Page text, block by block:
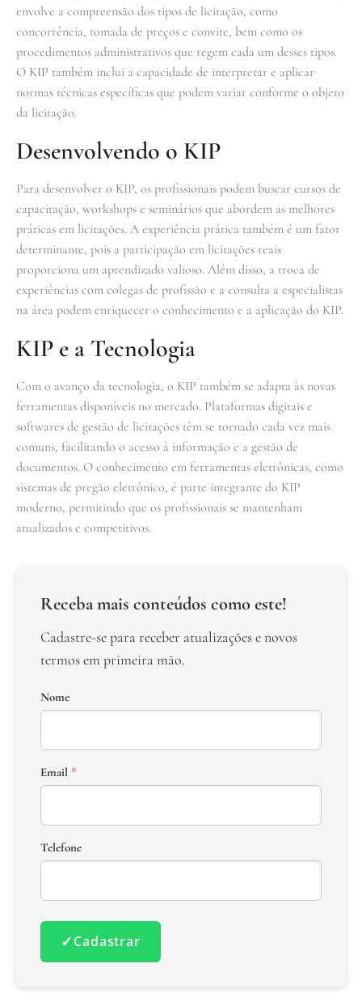
envolve a compreensão dos tipos de licitação, como
concorrência, tomada de preços e convite, bem como os
procedimentos administrativos que regem cada um desses tipos.
O KIP também inclui a capacidade de interpretar e aplicar
normas técnicas específicas que podem variar conforme o objeto
da licitação.
Desenvolvendo o KIP
Para desenvolver o KIP, os profissionais podem buscar cursos de
capacitação, workshops e seminários que abordem as melhores
práticas em licitações. A experiência prática também é um fator
determinante, pois a participação em licitações reais
proporciona um aprendizado valioso. Além disso, a troca de
experiências com colegas de profissão e a consulta a especialistas
na área podem enriquecer o conhecimento e a aplicação do KIP.
KIP e a Tecnologia
Com o avanço da tecnologia, o KIP também se adapta às novas
ferramentas disponíveis no mercado. Plataformas digitais e
softwares de gestão de licitações têm se tornado cada vez mais
comuns, facilitando o acesso à informação e a gestão de
documentos. O conhecimento em ferramentas eletrônicas, como
sistemas de pregão eletrônico, é parte integrante do KIP
moderno, permitindo que os profissionais se mantenham
atualizados e competitivos.
Receba mais conteúdos como este!
Cadastre-se para receber atualizações e novos
termos em primeira mão.
Nome
Email *
Telefone
✓Cadastrar